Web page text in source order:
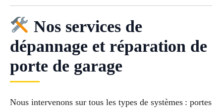
Nos services de
dépannage et réparation de
porte de garage
Nous intervenons sur tous les types de systèmes : portes